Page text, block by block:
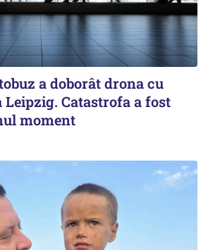
a doborât drona cu
Catastrofa a fost
moment